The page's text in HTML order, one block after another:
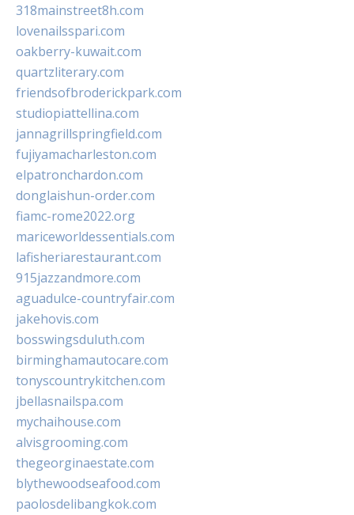
318mainstreet8h.com
lovenailsspari.com
oakberry-kuwait.com
quartzliterary.com
friendsofbroderickpark.com
studiopiattellina.com
jannagrillspringfield.com
fujiyamacharleston.com
elpatronchardon.com
donglaishun-order.com
fiamc-rome2022.org
mariceworldessentials.com
lafisheriarestaurant.com
915jazzandmore.com
aguadulce-countryfair.com
jakehovis.com
bosswingsduluth.com
birminghamautocare.com
tonyscountrykitchen.com
jbellasnailspa.com
mychaihouse.com
alvisgrooming.com
thegeorginaestate.com
blythewoodseafood.com
paolosdelibangkok.com